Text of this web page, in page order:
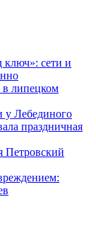
сети и
в липецком
у Лебединого
праздничная
Петровский